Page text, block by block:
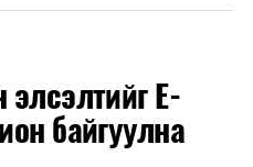
элсэлтийг E-
байгуулна